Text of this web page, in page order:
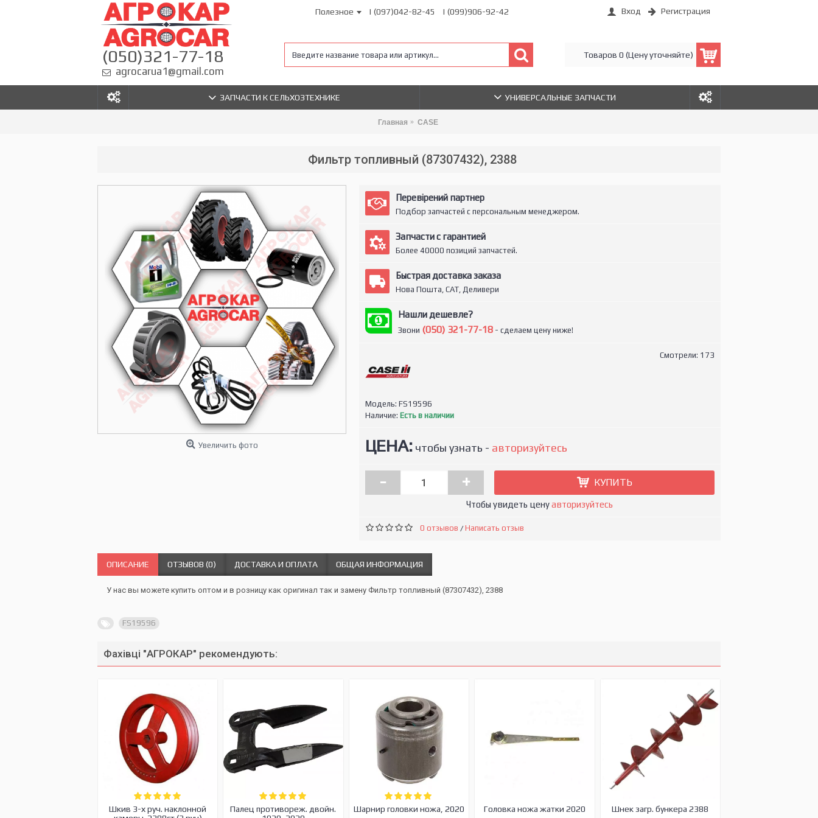
(050)321-77-18
agrocarua1@gmail.com
Полезное | (097)042-82-45 | (099)906-92-42 Вход Регистрация
Товаров 0 (Цену уточняйте)
ЗАПЧАСТИ К СЕЛЬХОЗТЕХНИКЕ УНИВЕРСАЛЬНЫЕ ЗАПЧАСТИ
Главная CASE
Фильтр топливный (87307432), 2388
Увеличить фото
Перевірений партнер
Подбор запчастей с персональным менеджером.
Запчасти с гарантией
Более 40000 позиций запчастей.
Быстрая доставка заказа
Нова Пошта, САТ, Деливери
Нашли дешевле?
Звони (050) 321-77-18- сделаем цену ниже!
Смотрели: 173
Модель: FS19596
Наличие: Есть в наличии
ЦЕНА:чтобы узнать - авторизуйтесь
- + КУПИТЬ
Чтобы увидеть ценуавторизуйтесь
0 отзывов /Написать отзыв
ОПИСАНИЕ ОТЗЫВОВ (0) ДОСТАВКА И ОПЛАТА ОБЩАЯ ИНФОРМАЦИЯ
У нас вы можете купить оптом и в розницу как оригинал так и замену Фильтр топливный (87307432), 2388
FS19596
Фахівці "АГРОКАР" рекомендують:
Шкив 3-х руч. наклонной
Палец противореж. двойн.
Шарнир головки ножа, 2020 Головка ножа жатки 2020 Шнек загр. бункера 2388